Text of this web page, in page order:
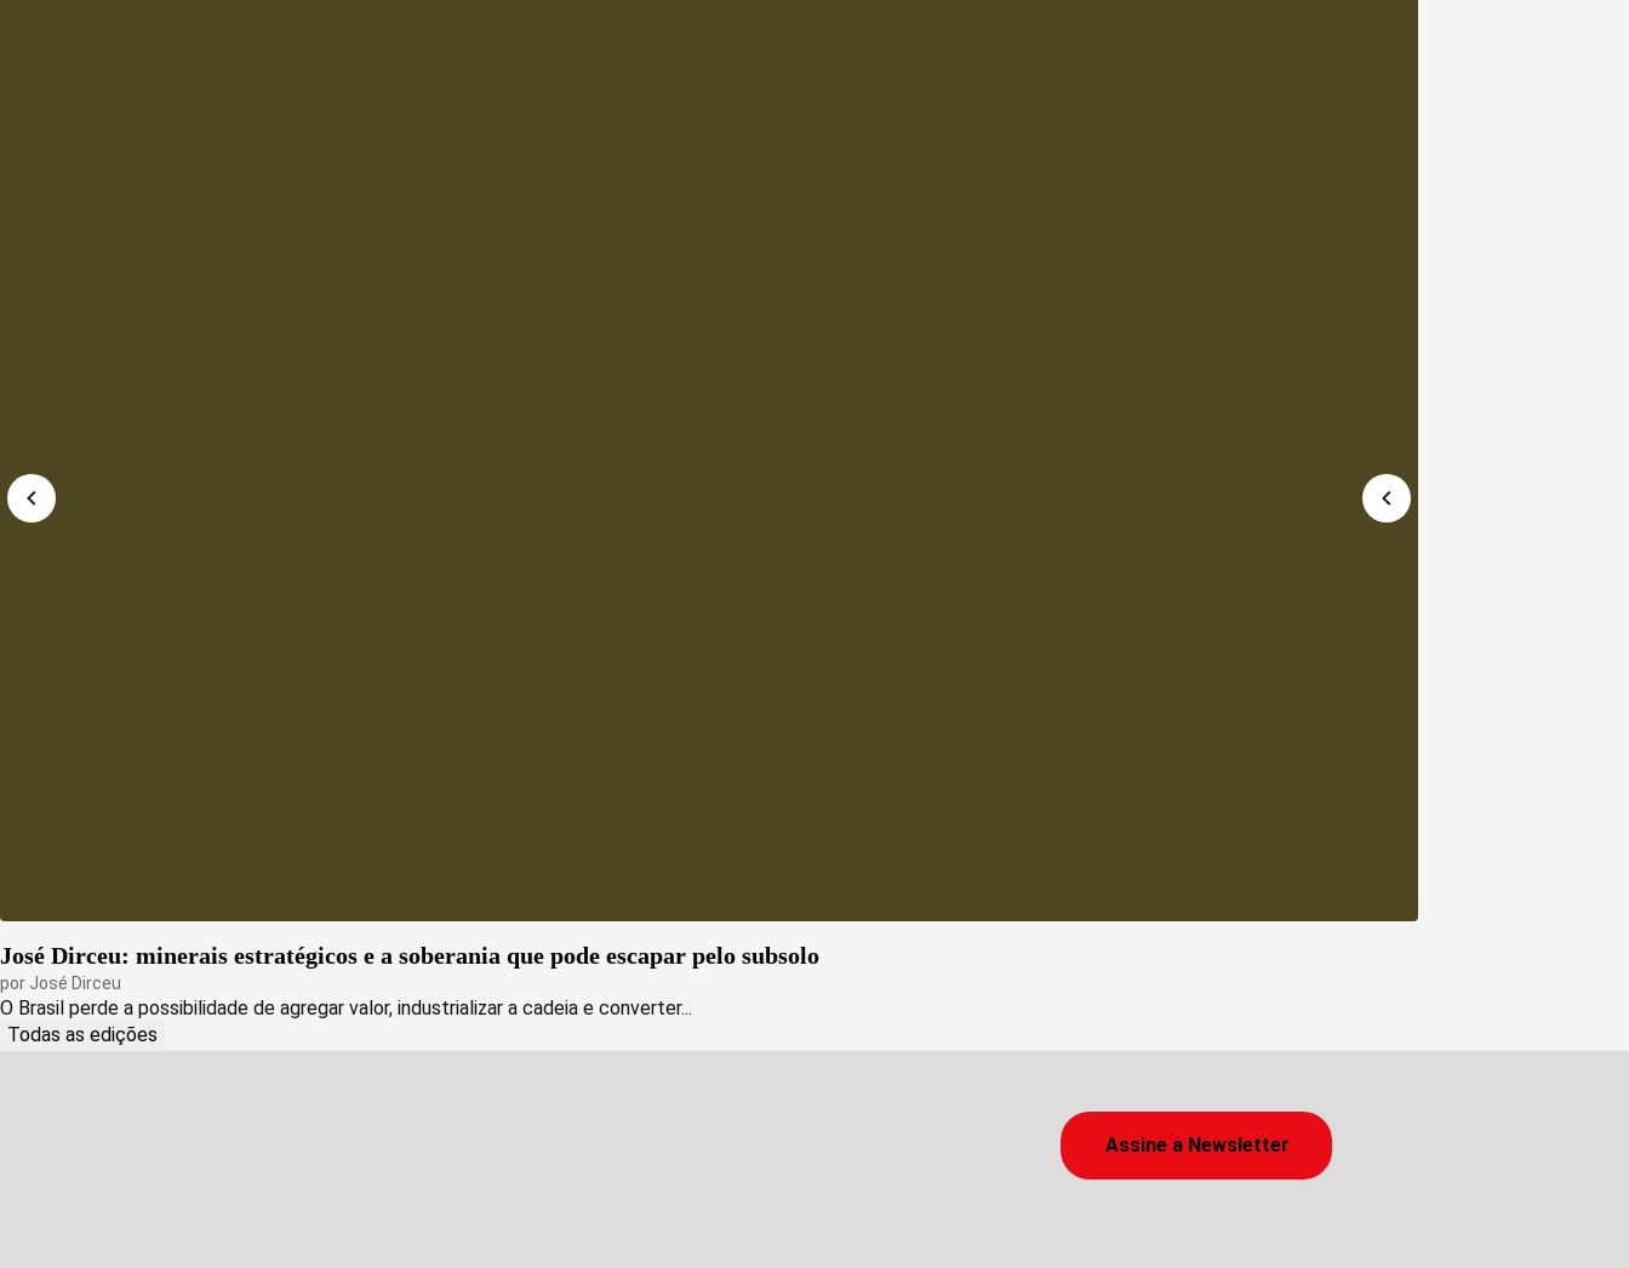
José Dirceu: minerais estratégicos e a soberania que pode escapar pelo subsolo
por José Dirceu
O Brasil perde a possibilidade de agregar valor, industrializar a cadeia e converter...
Todas as edições
Assine a Newsletter